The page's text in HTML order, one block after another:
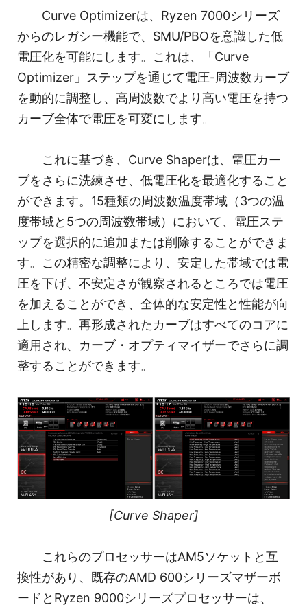
Curve Optimizerは、Ryzen 7000シリーズ
からのレガシー機能で、SMU/PBOを意識した低
電圧化を可能にします。これは、「Curve
Optimizer」ステップを通じて電圧-周波数カーブ
を動的に調整し、高周波数でより高い電圧を持つ
カーブ全体で電圧を可変にします。
これに基づき、Curve Shaperは、電圧カー
ブをさらに洗練させ、低電圧化を最適化すること
ができます。15種類の周波数温度帯域（3つの温
度帯域と5つの周波数帯域）において、電圧ステ
ップを選択的に追加または削除することができま
す。この精密な調整により、安定した帯域では電
圧を下げ、不安定さが観察されるところでは電圧
を加えることができ、全体的な安定性と性能が向
上します。再形成されたカーブはすべてのコアに
適用され、カーブ・オプティマイザーでさらに調
整することができます。
[Curve Shaper]
これらのプロセッサーはAM5ソケットと互
換性があり、既存のAMD 600シリーズマザーボ
ードとRyzen 9000シリーズプロセッサーは、